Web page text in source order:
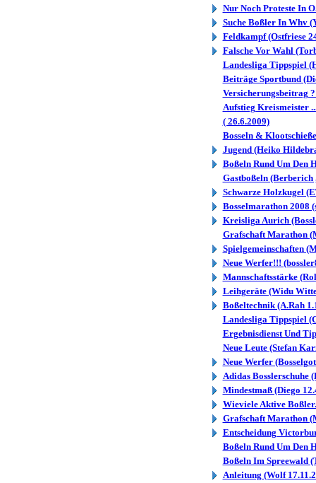
Nur Noch Proteste In
Suche Boßler In Whv
Feldkampf (Ostfriese
Falsche Vor Wahl
Landesliga Tippspiel
Beiträge Sportbund
Versicherungsbeitrag
Aufstieg Kreismeister
( 26.6.2009)
Bosseln &
Jugend (Heiko
Boßeln Rund Um Den
Gastboßeln (Berberich
Schwarze Holzkugel
Bosselmarathon 2008
Kreisliga Aurich
Grafschaft Marathon
Spielgemeinschaften
Neue Werfer!!!
Mannschaftsstärke
Leihgeräte (Widu
Boßeltechnik (A.Rah
Landesliga Tippspiel
Ergebnisdienst Und
Neue Leute (Stefan
Neue Werfer
Adidas Bosslerschuhe
Mindestmaß (Diego
Wieviele Aktive
Grafschaft Marathon
Entscheidung
Boßeln Rund Um Den
Boßeln Im Spreewald
Anleitung (Wolf